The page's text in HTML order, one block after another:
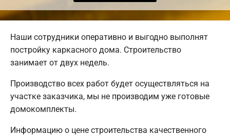
Наши сотрудники оперативно и выгодно выполнят
постройку каркасного дома. Строительство
занимает от двух недель.
Производство всех работ будет осуществляться на
участке заказчика, мы не производим уже готовые
домокомплекты.
Информацию о цене строительства качественного